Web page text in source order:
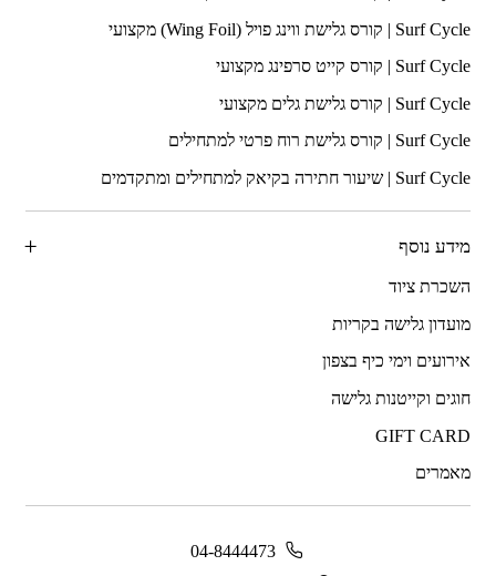
מידע נוסף
השכרת ציוד
מועדון גלישה בקריות
אירועים וימי כיף בצפון
חוגים וקייטנות גלישה
GIFT CARD
מאמרים
04-8444473